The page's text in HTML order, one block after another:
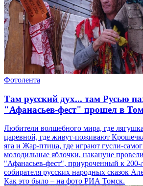
Фотолента
Там русский дух... там Русью
"Афанасьев-фест" прошел в
Любители волшебного мира, где
царевной, где живут-поживают
яга и Жар-птица, где играют гусли-
молодильные яблочки, накануне
"Афанасьев-фест", приуроченный к 200-
собирателя русских народных сказок
Как это было – на фото РИА Томск.